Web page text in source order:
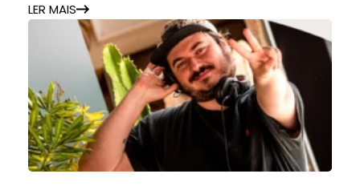
LER MAIS